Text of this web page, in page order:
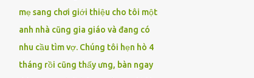
mẹ sang chơi giới thiệu cho tôi một
anh nhà cũng gia giáo và đang có
nhu cầu tìm vợ. Chúng tôi hẹn hò 4
tháng rồi cũng thấy ưng, bàn ngay